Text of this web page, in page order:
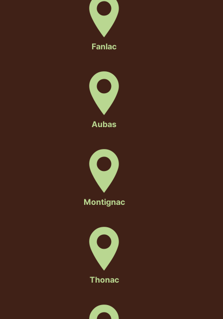
Fanlac
Aubas
Montignac
Thonac